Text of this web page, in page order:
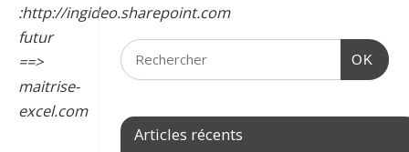
:http://ingideo.sharepoint.com
futur
==>
maitrise-
excel.com
OK
Articles récents